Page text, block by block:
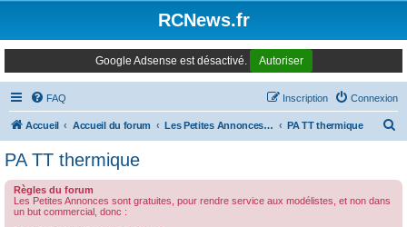
RCNews.fr
Google Adsense est désactivé. Autoriser
FAQ Connexion
Inscription
Accueil Accueil du forum Les Petites Annonces Modernes PA TT thermique
PA TT thermique
Règles du forum
Les Petites Annonces sont gratuites, pour rendre service aux modélistes, et non dans
un but commercial, donc :
Panneau de gestion des cookies